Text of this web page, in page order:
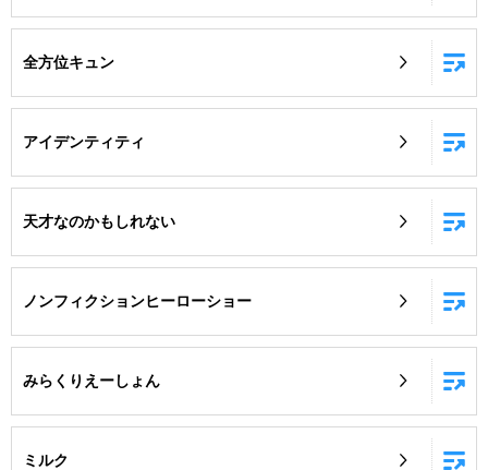
全方位キュン
アイデンティティ
天才なのかもしれない
ノンフィクションヒーローショー
みらくりえーしょん
ミルク